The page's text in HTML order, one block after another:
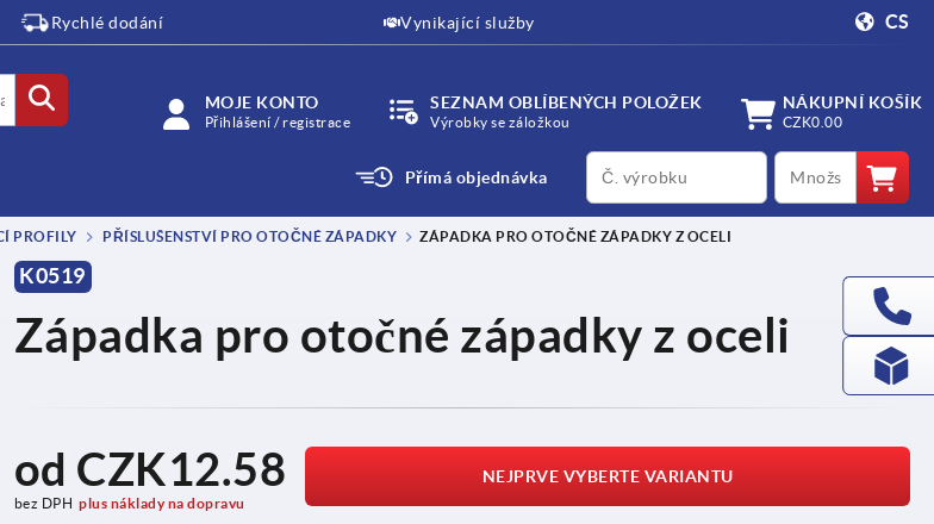
Rychlé dodání Vynikající služby CS
MOJE KONTO
Přihlášení / registrace
SEZNAM OBLÍBENÝCH POLOŽEK
Výrobky se záložkou
NÁKUPNÍ KOŠÍK
CZK0.00
Přímá objednávka
productCode qty
PROFILY PŘÍSLUŠENSTVÍ PRO OTOČNÉ ZÁPADKY ZÁPADKA PRO OTOČNÉ ZÁPADKY Z OCELI
K0519
Západka pro otočné západky z oceli
od CZK12.58
bez DPH plus náklady na dopravu
NEJPRVE VYBERTE VARIANTU